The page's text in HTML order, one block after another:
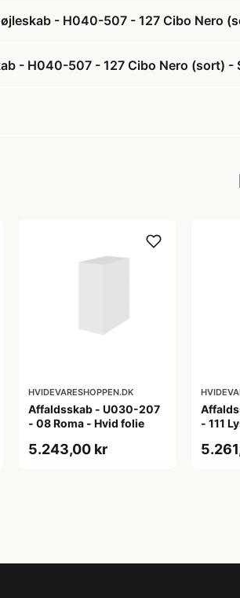
- H040-507 - 127 Cibo Nero
- H040-507 - 127 Cibo Nero (sort) -
HVIDEVARESHOPPEN.DK
Affaldsskab - U030-207
- 08 Roma - Hvid folie
5.243,00 kr
- 111